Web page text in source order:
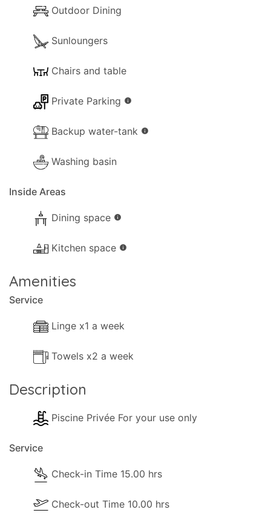
Toutes taxes ou frais gouvernementaux
supplémentaires ou nouvellement imposés ne sont
pas inclus dans votre accord avec Eos Travel et
sont payables sur place.
Outdoor Dining
Sunloungers
Chairs and table
Private Parking info
Backup water-tank info
Washing basin
Inside Areas
Dining space info
Kitchen space info
Amenities
Service
Linge x1 a week
Towels x2 a week
Description
Piscine Privée For your use only
Service
Check-in Time 15.00 hrs
Check-out Time 10.00 hrs